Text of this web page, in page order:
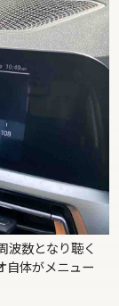
波数となり聴く
自体がメニュー